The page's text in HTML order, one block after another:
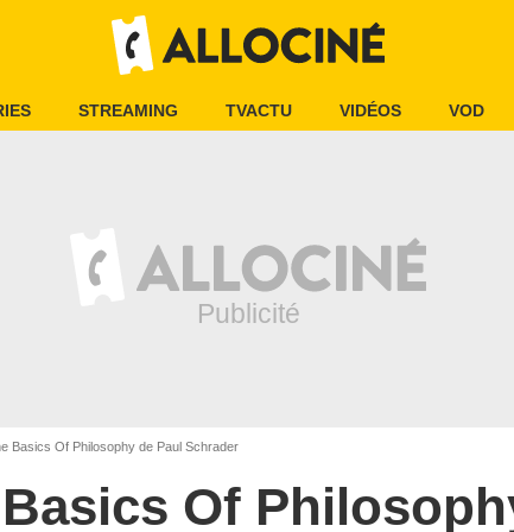
STREAMING TVACTU VIDÉOS VOD
Basics Of Philosophy de Paul Schrader
Of